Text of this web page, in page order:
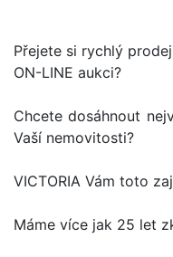
Přejete si rychlý
ON-LINE aukci?
Chcete dosáhnout
Vaší nemovitosti?
VICTORIA Vám toto
Máme více jak 25 let